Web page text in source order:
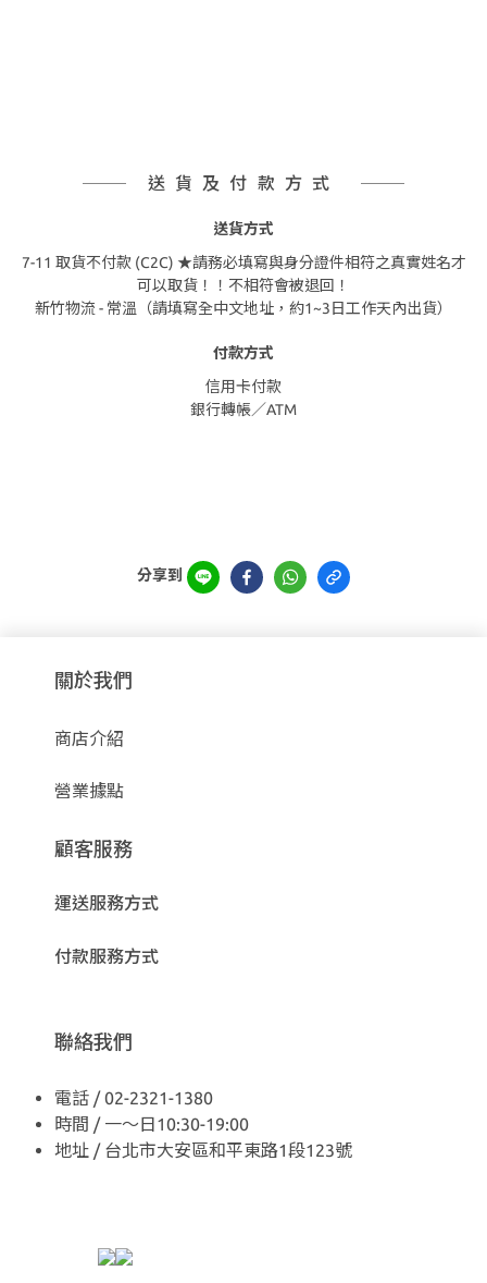
送貨及付款方式
送貨方式
7-11 取貨不付款 (C2C) ★請務必填寫與身分證件相符之真實姓名才
可以取貨！！不相符會被退回！
新竹物流 - 常溫（請填寫全中文地址，約1~3日工作天內出貨）
付款方式
信用卡付款
銀行轉帳／ATM
分享到
關於我們
商店介紹
營業據點
顧客服務
運送服務方式
付款服務方式
聯絡我們
電話 / 02-2321-1380
時間 / 一～日10:30-19:00
地址 / 台北市大安區和平東路1段123號